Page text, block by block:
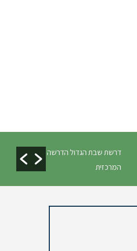
דרשת שבת הגדול הדרשה
המרכזית